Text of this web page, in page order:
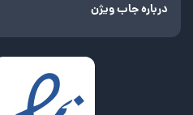
درباره جاب ویژن